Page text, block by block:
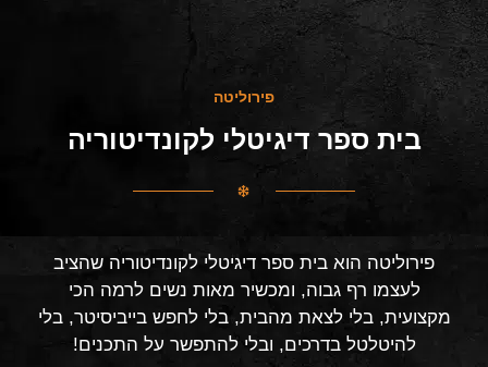
פירוליטה
בית ספר דיגיטלי לקונדיטוריה
פירוליטה הוא בית ספר דיגיטלי לקונדיטוריה שהציב
לעצמו רף גבוה, ומכשיר מאות נשים לרמה הכי
מקצועית, בלי לצאת מהבית, בלי לחפש בייביסיטר, בלי
להיטלטל בדרכים, ובלי להתפשר על התכנים!